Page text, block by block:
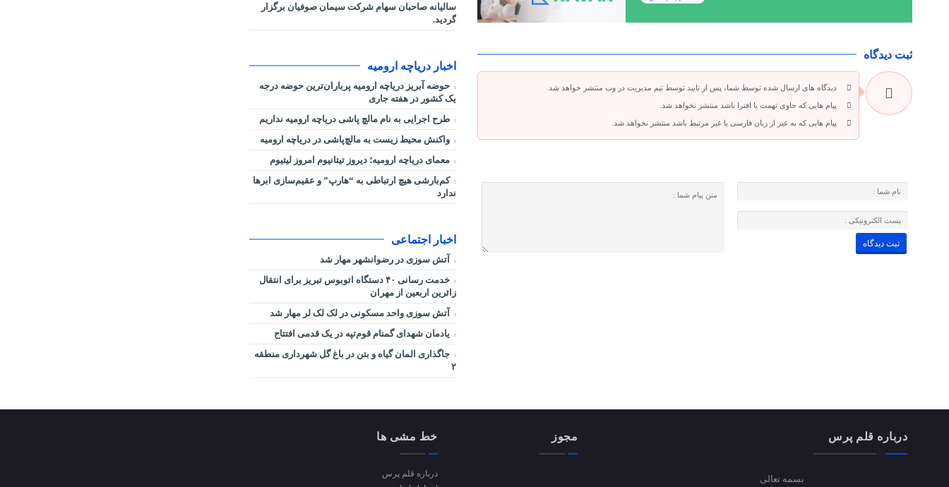
ثبت دیدگاه
دیدگاه های ارسال شده توسط شما، پس از تایید توسط تیم مدیریت در وب منتشر خواهد شد.
پیام هایی که حاوی تهمت یا افترا باشد منتشر نخواهد شد.
پیام هایی که به غیر از زبان فارسی یا غیر مرتبط باشد منتشر نخواهد شد.
سالیانه صاحبان سهام شرکت سیمان صوفیان برگزار
گردید.
اخبار دریاچه ارومیه
حوضه آبریز دریاچه ارومیه پرباران‌ترین حوضه‌ درجه
یک کشور در هفته جاری
طرح اجرایی به نام مالچ پاشی دریاچه ارومیه نداریم
واکنش محیط زیست به مالچ‌پاشی در دریاچه ارومیه
معمای دریاچه ارومیه؛ دیروز تیتانیوم امروز لیتیوم
کم‌بارشی هیچ ارتباطی به “هارپ” و عقیم‌سازی ابرها
ندارد
اخبار اجتماعی
آتش سوزی در رضوانشهر مهار شد
خدمت رسانی ۴۰ دستگاه اتوبوس تبریز برای انتقال
زائرین اربعین از مهران
آتش سوزی واحد مسکونی در لک لک لر مهار شد
یادمان شهدای گمنام قوم‌تپه در یک قدمی افتتاح
جاگذاری المان گیاه و بتن در باغ گل شهرداری منطقه
۲
درباره قلم پرس
بسمه تعالی
مجوز خط مشی ها
درباره قلم پرس